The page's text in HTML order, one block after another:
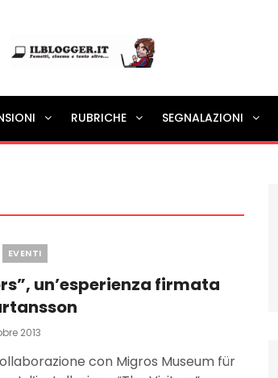
Ilblogger.it
Il portalino di blog |
RUBRICHE SEGNALAZIONI
EVENTI
un’esperienza firmata
2013
con Migros Museum für